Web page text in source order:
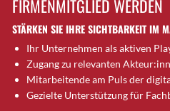
Brütten
Bubendorf
Bubikon
Buchs (SG)
Burgdorf
FIRMENMITGLIED WERDEN
STÄRKEN SIE IHRE SICHTBARKEIT IM
Ihr Unternehmen als aktiven
Zugang zu relevanten
Mitarbeitende am Puls der
Gezielte Unterstützung für